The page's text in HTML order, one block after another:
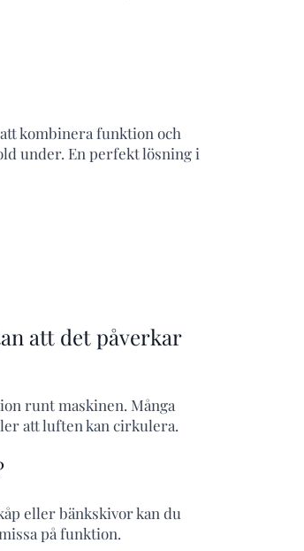
kombinera funktion och
under. En perfekt lösning i
att det påverkar
runt maskinen. Många
att luften kan cirkulera.
eller bänkskivor kan du
på funktion.